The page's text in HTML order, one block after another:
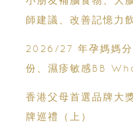
師建議、改善記憶力
2026/27 年孕媽媽分
份、濕疹敏感BB
香港父母首選品牌
牌巡禮（上）